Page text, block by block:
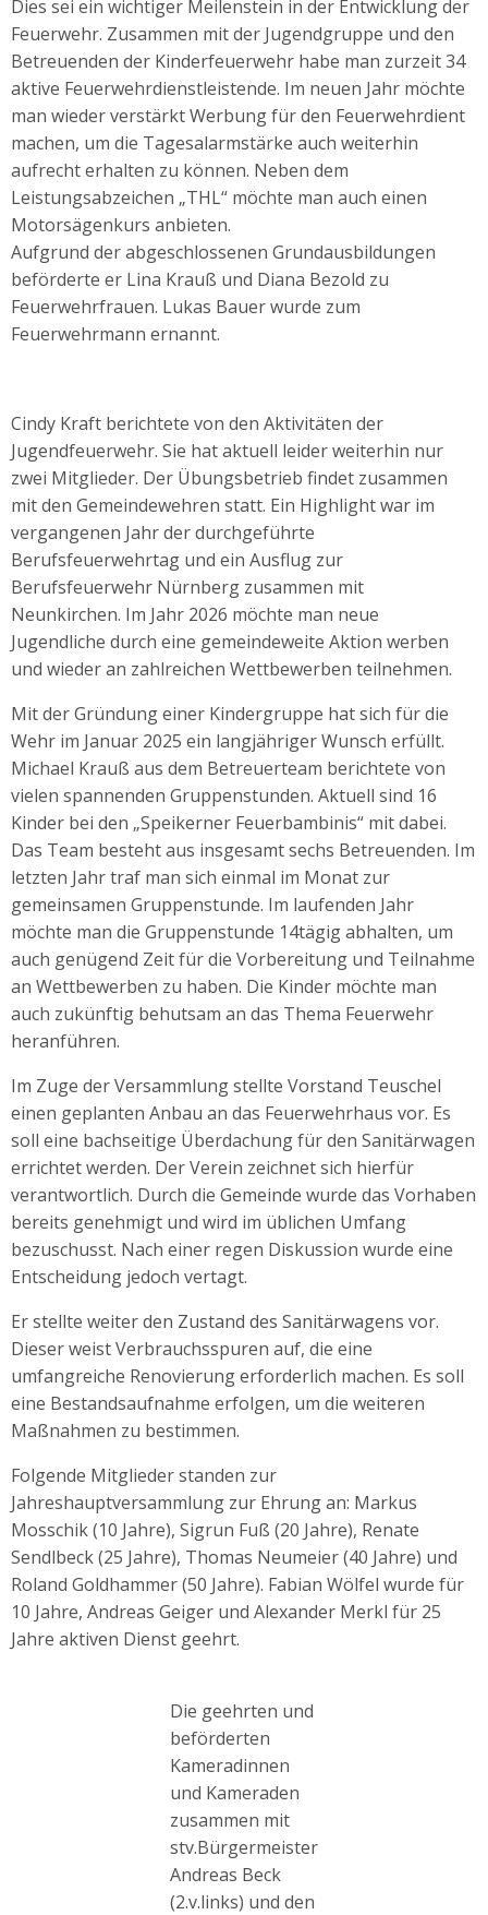
Dies sei ein wichtiger Meilenstein in der Entwicklung der
Feuerwehr. Zusammen mit der Jugendgruppe und den
Betreuenden der Kinderfeuerwehr habe man zurzeit 34
aktive Feuerwehrdienstleistende. Im neuen Jahr möchte
man wieder verstärkt Werbung für den Feuerwehrdient
machen, um die Tagesalarmstärke auch weiterhin
aufrecht erhalten zu können. Neben dem
Leistungsabzeichen „THL“ möchte man auch einen
Motorsägenkurs anbieten.
Aufgrund der abgeschlossenen Grundausbildungen
beförderte er Lina Krauß und Diana Bezold zu
Feuerwehrfrauen. Lukas Bauer wurde zum
Feuerwehrmann ernannt.
Cindy Kraft berichtete von den Aktivitäten der
Jugendfeuerwehr. Sie hat aktuell leider weiterhin nur
zwei Mitglieder. Der Übungsbetrieb findet zusammen
mit den Gemeindewehren statt. Ein Highlight war im
vergangenen Jahr der durchgeführte
Berufsfeuerwehrtag und ein Ausflug zur
Berufsfeuerwehr Nürnberg zusammen mit
Neunkirchen. Im Jahr 2026 möchte man neue
Jugendliche durch eine gemeindeweite Aktion werben
und wieder an zahlreichen Wettbewerben teilnehmen.
Mit der Gründung einer Kindergruppe hat sich für die
Wehr im Januar 2025 ein langjähriger Wunsch erfüllt.
Michael Krauß aus dem Betreuerteam berichtete von
vielen spannenden Gruppenstunden. Aktuell sind 16
Kinder bei den „Speikerner Feuerbambinis“ mit dabei.
Das Team besteht aus insgesamt sechs Betreuenden. Im
letzten Jahr traf man sich einmal im Monat zur
gemeinsamen Gruppenstunde. Im laufenden Jahr
möchte man die Gruppenstunde 14tägig abhalten, um
auch genügend Zeit für die Vorbereitung und Teilnahme
an Wettbewerben zu haben. Die Kinder möchte man
auch zukünftig behutsam an das Thema Feuerwehr
heranführen.
Im Zuge der Versammlung stellte Vorstand Teuschel
einen geplanten Anbau an das Feuerwehrhaus vor. Es
soll eine bachseitige Überdachung für den Sanitärwagen
errichtet werden. Der Verein zeichnet sich hierfür
verantwortlich. Durch die Gemeinde wurde das Vorhaben
bereits genehmigt und wird im üblichen Umfang
bezuschusst. Nach einer regen Diskussion wurde eine
Entscheidung jedoch vertagt.
Er stellte weiter den Zustand des Sanitärwagens vor.
Dieser weist Verbrauchsspuren auf, die eine
umfangreiche Renovierung erforderlich machen. Es soll
eine Bestandsaufnahme erfolgen, um die weiteren
Maßnahmen zu bestimmen.
Folgende Mitglieder standen zur
Jahreshauptversammlung zur Ehrung an: Markus
Mosschik (10 Jahre), Sigrun Fuß (20 Jahre), Renate
Sendlbeck (25 Jahre), Thomas Neumeier (40 Jahre) und
Roland Goldhammer (50 Jahre). Fabian Wölfel wurde für
10 Jahre, Andreas Geiger und Alexander Merkl für 25
Jahre aktiven Dienst geehrt.
Die geehrten und
beförderten
Kameradinnen
und Kameraden
zusammen mit
stv.Bürgermeister
Andreas Beck
(2.v.links) und den